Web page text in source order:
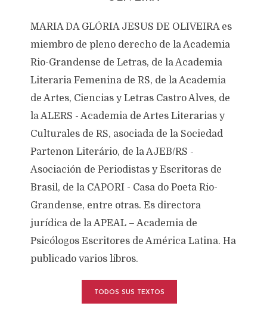
MARIA DA GLÓRIA JESUS DE OLIVEIRA es
miembro de pleno derecho de la Academia
Rio-Grandense de Letras, de la Academia
Literaria Femenina de RS, de la Academia
de Artes, Ciencias y Letras Castro Alves, de
la ALERS - Academia de Artes Literarias y
Culturales de RS, asociada de la Sociedad
Partenon Literário, de la AJEB/RS -
Asociación de Periodistas y Escritoras de
Brasil, de la CAPORI - Casa do Poeta Rio-
Grandense, entre otras. Es directora
jurídica de la APEAL – Academia de
Psicólogos Escritores de América Latina. Ha
publicado varios libros.
TODOS SUS TEXTOS